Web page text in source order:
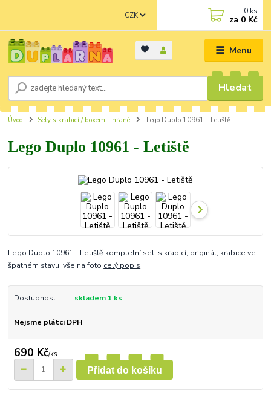
Menu
CZK
Hledat
0 ks
za 0 Kč
Úvod Sety s krabicí / boxem - hrané Lego Duplo 10961 - Letiště
Lego Duplo 10961 - Letiště
Lego Duplo 10961 - Letiště kompletní set, s krabicí, originál, krabice ve
špatném stavu, vše na foto celý popis
Dostupnost skladem 1 ks
Nejsme plátci DPH
690 Kč/ks
Přidat do košíku